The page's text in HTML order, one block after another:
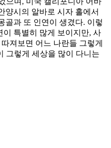
양시의 알바로 시자 홀에서
골과 또 인연이 생겼다. 이렇
특별히 많게 보이지만, 사
져보면 어느 나란들 그렇게
그렇게 세상을 많이 다니는